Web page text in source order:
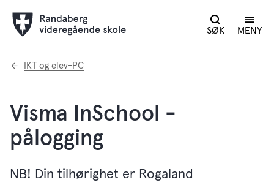
SØK MENY
Du
IKT og elev-PC
Visma InSchool -
pålogging
NB! Din tilhørighet er Rogaland